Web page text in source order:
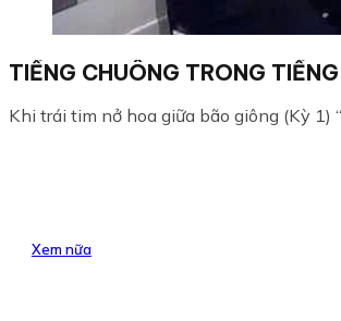
TIẾNG CHUÔNG TRONG
Khi trái tim nở hoa giữa bão giông (Kỳ 1)
Xem nữa